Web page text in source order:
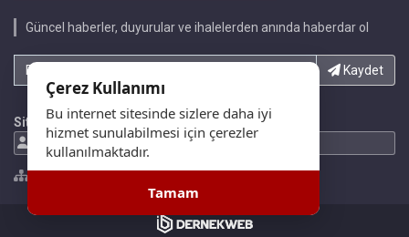
Güncel haberler, duyurular ve ihalelerden anında haberdar ol
E-Posta adresinizi yazın... Kaydet
Site İstatistikleri
Site Haritası
Çerez Kullanımı
Bu internet sitesinde sizlere daha iyi
hizmet sunulabilmesi için çerezler
kullanılmaktadır.
Tamam